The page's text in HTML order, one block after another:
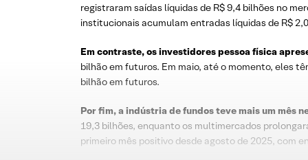
registraram saídas líquidas de R$ 9,4 bilhões no
institucionais acumulam entradas líquidas de R$
Em contraste, os investidores pessoa física
bilhão em futuros. Em maio, até o momento, eles
bilhão em futuros.
Por fim, a indústria de fundos teve mais um mês
19,3 bilhões, enquanto os multimercados
primeiro mês positivo desde agosto de 2025, com